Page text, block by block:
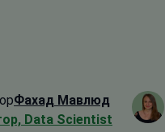
Фахад Мавлюд
Data Scientist